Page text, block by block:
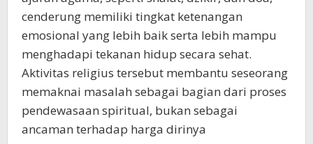
cenderung memiliki tingkat ketenangan
emosional yang lebih baik serta lebih mampu
menghadapi tekanan hidup secara sehat.
Aktivitas religius tersebut membantu seseorang
memaknai masalah sebagai bagian dari proses
pendewasaan spiritual, bukan sebagai
ancaman terhadap harga dirinya